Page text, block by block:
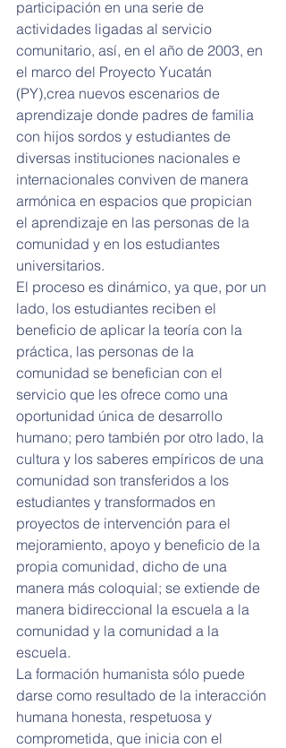
participación en una serie de
actividades ligadas al servicio
comunitario, así, en el año de 2003, en
el marco del Proyecto Yucatán
(PY),crea nuevos escenarios de
aprendizaje donde padres de familia
con hijos sordos y estudiantes de
diversas instituciones nacionales e
internacionales conviven de manera
armónica en espacios que propician
el aprendizaje en las personas de la
comunidad y en los estudiantes
universitarios.
El proceso es dinámico, ya que, por un
lado, los estudiantes reciben el
beneficio de aplicar la teoría con la
práctica, las personas de la
comunidad se benefician con el
servicio que les ofrece como una
oportunidad única de desarrollo
humano; pero también por otro lado, la
cultura y los saberes empíricos de una
comunidad son transferidos a los
estudiantes y transformados en
proyectos de intervención para el
mejoramiento, apoyo y beneficio de la
propia comunidad, dicho de una
manera más coloquial; se extiende de
manera bidireccional la escuela a la
comunidad y la comunidad a la
escuela.
La formación humanista sólo puede
darse como resultado de la interacción
humana honesta, respetuosa y
comprometida, que inicia con el